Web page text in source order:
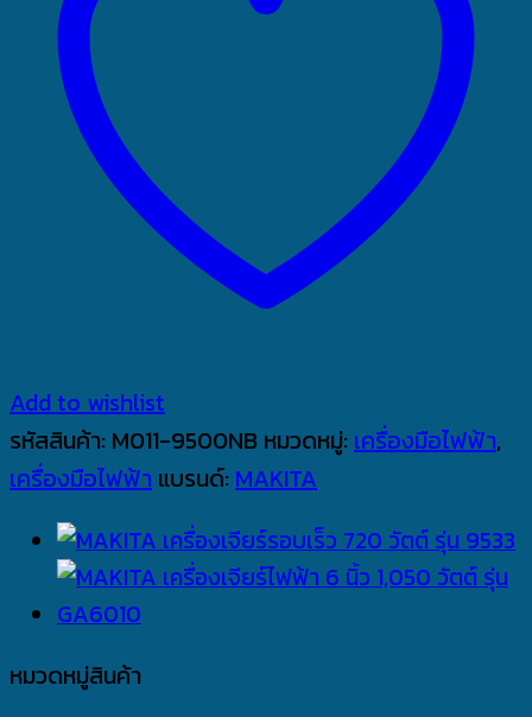
Add to wishlist
รหัสสินค้า: M011-9500NB หมวดหมู่: เครื่องมือไฟฟ้า,
เครื่องมือไฟฟ้า แบรนด์: MAKITA
หมวดหมู่สินค้า